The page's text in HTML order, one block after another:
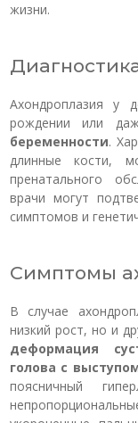
жизни.
Ахондроплазия у
рождении или
беременности.
длинные кости,
пренатального
врачи могут
симптомов и
Симптомы
В случае
низкий рост, но и
деформация
голова с
поясничный